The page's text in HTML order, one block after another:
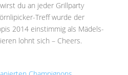
du an jeder Grillparty
Treff wurde der
2014 einstimmig als Mädels-
lohnt sich – Cheers.